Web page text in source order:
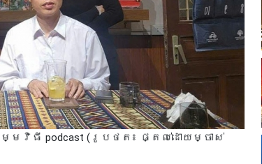
វិធី podcast (រូបថត៖ ផ្តល់ដោយម្ចាស់